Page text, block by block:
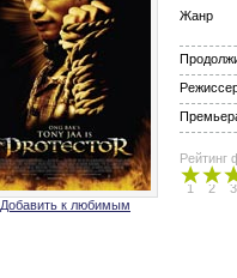
Добавить к любимым
Жанр
Рейтинг
1 2 3